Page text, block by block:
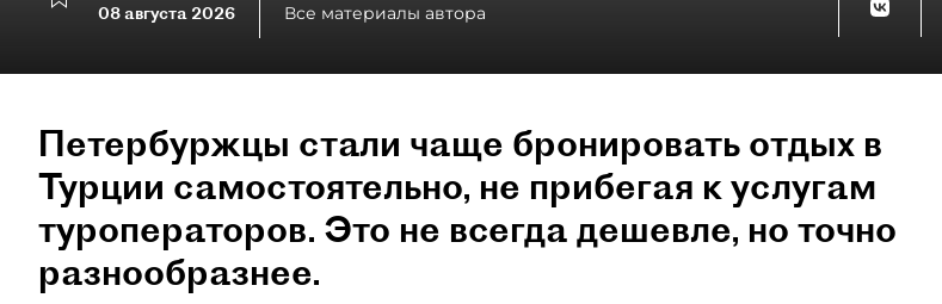
08 августа 2026
Все материалы автора
Петербуржцы стали чаще бронировать отдых в
Турции самостоятельно, не прибегая к услугам
туроператоров. Это не всегда дешевле, но точно
разнообразнее.